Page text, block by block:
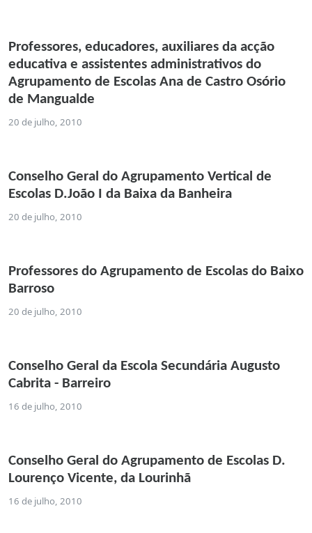
Professores, educadores, auxiliares da acção
educativa e assistentes administrativos do
Agrupamento de Escolas Ana de Castro Osório
de Mangualde
20 de julho, 2010
Conselho Geral do Agrupamento Vertical de
Escolas D.João I da Baixa da Banheira
20 de julho, 2010
Professores do Agrupamento de Escolas do Baixo
Barroso
20 de julho, 2010
Conselho Geral da Escola Secundária Augusto
Cabrita - Barreiro
16 de julho, 2010
Conselho Geral do Agrupamento de Escolas D.
Lourenço Vicente, da Lourinhã
16 de julho, 2010